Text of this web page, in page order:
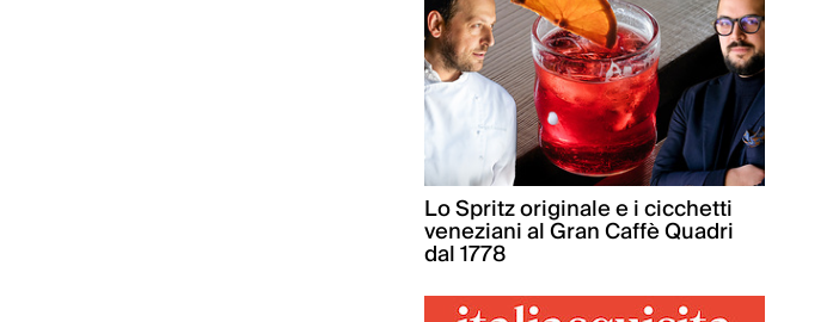
Lo Spritz originale e i cicchetti
veneziani al Gran Caffè Quadri
dal 1778